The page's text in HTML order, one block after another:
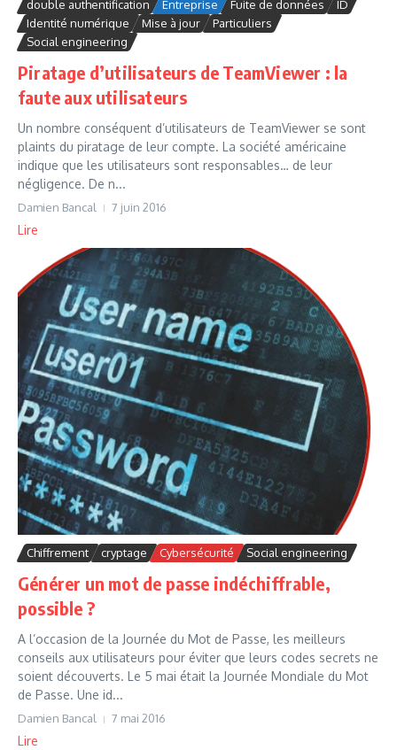
double authentification Entreprise Fuite de données
ID
Identité numérique
Mise à jour
Particuliers
Social engineering
Piratage d’utilisateurs de TeamViewer : la
faute aux utilisateurs
Un nombre conséquent d’utilisateurs de TeamViewer se sont
plaints du piratage de leur compte. La société américaine
indique que les utilisateurs sont responsables… de leur
négligence. De n...
Damien Bancal 7 juin 2016
Lire
Chiffrement cryptage Cybersécurité Social engineering
Générer un mot de passe indéchiffrable,
possible ?
A l’occasion de la Journée du Mot de Passe, les meilleurs
conseils aux utilisateurs pour éviter que leurs codes secrets ne
soient découverts. Le 5 mai était la Journée Mondiale du Mot
de Passe. Une id...
Damien Bancal 7 mai 2016
Lire